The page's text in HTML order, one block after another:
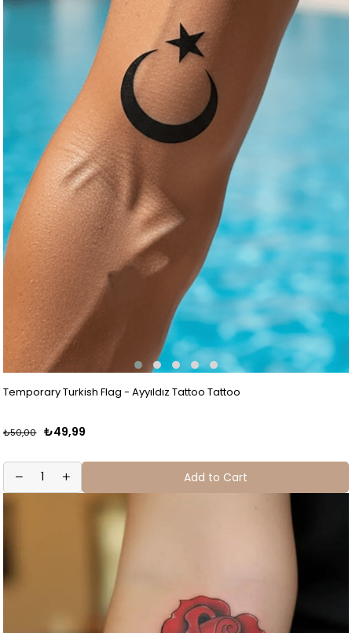
Temporary Turkish Flag - Ayyıldız Tattoo Tattoo
₺50,00 ₺49,99
Add to Cart